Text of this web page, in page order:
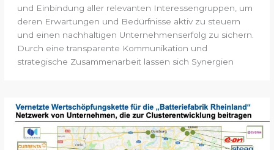
und Einbindung aller relevanten Interessengruppen, um
deren Erwartungen und Bedürfnisse aktiv zu steuern
und einen nachhaltigen Unternehmenserfolg zu sichern.
Durch eine transparente Kommunikation und
strategische Zusammenarbeit lassen sich Synergien